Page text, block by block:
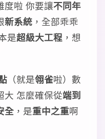
度啦 你要讓不同年
新系統 ，全部乖乖
是超級大工程 ，想
（就是翎雀啦）數
大 怎麼確保從端到
全 ，是重中之重啊